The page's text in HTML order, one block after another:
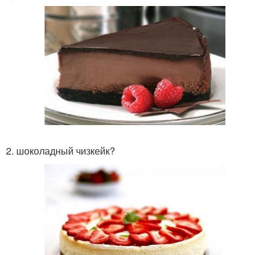
2. шоколадный чизкейк?